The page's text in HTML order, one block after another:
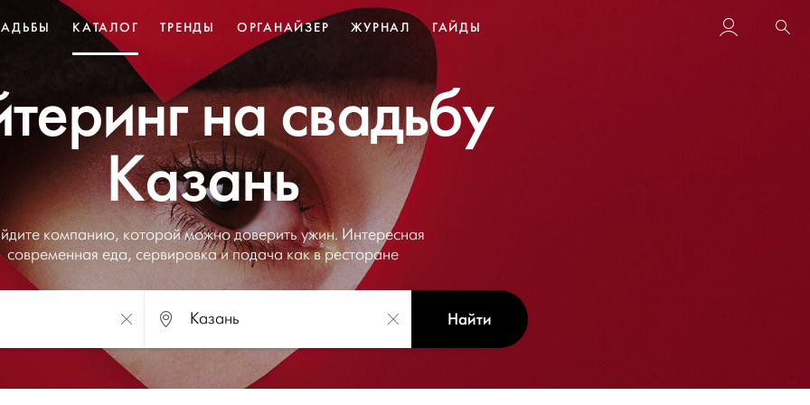
КАТАЛОГ ТРЕНДЫ ОРГАНАЙЗЕР ЖУРНАЛ ГАЙДЫ
на свадьбу
Казань
компанию, которой можно доверить ужин. Интересная
современная еда, сервировка и подача как в ресторане